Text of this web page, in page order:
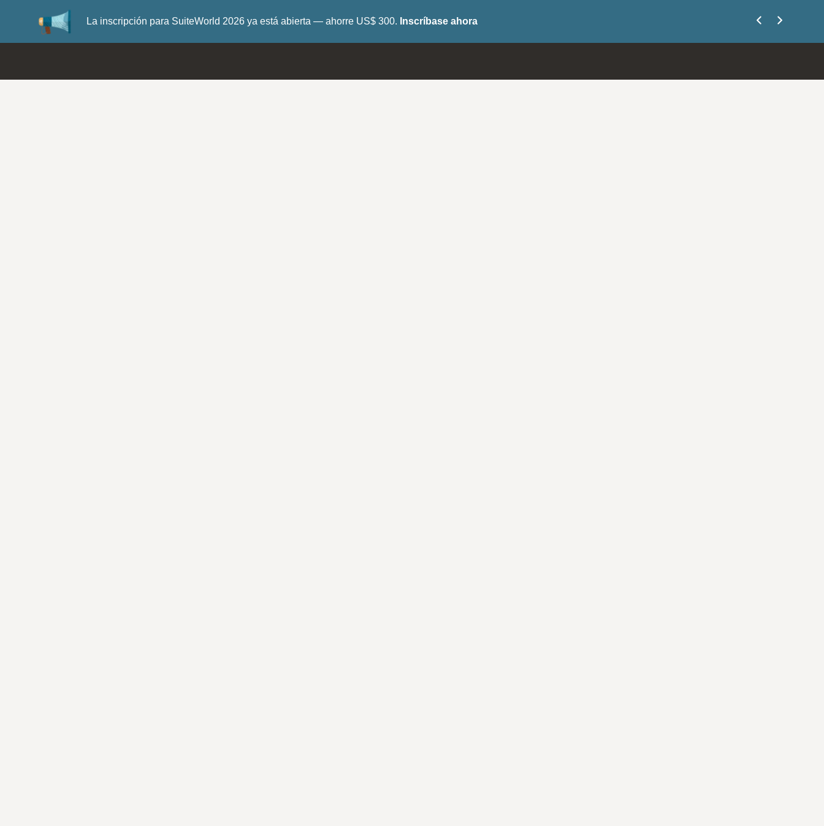
La inscripción para SuiteWorld 2026 ya está abierta — ahorre US$ 300. Inscríbase ahora